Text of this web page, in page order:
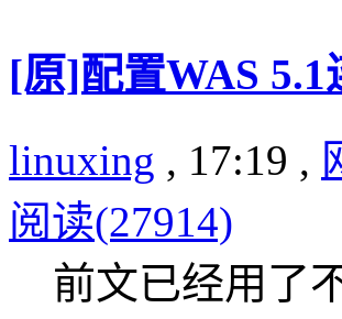
[原]配置WAS 5.1
linuxing , 17:19 ,
阅读(27914)
前文已经用了